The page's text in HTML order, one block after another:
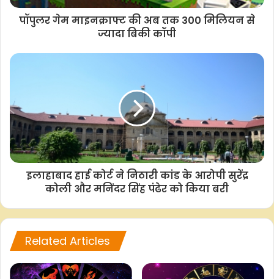
e
b
o
t
s
p
t
t
r
y
L
i
n
r
e
पॉपुलर गेम माइनक्राफ्ट की अब तक 300 मिलियन से
ज्यादा बिकी कॉपी
इलाहाबाद हाई कोर्ट ने निठारी कांड के आरोपी सुरेंद्र
कोली और मनिंदर सिंह पंढेर को किया बरी
Related Articles